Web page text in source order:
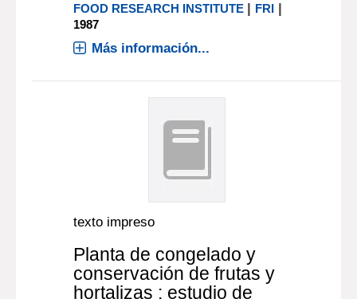
FOOD RESEARCH INSTITUTE | FRI |
1987
Más información...
texto impreso
Planta de congelado y
conservación de frutas y
hortalizas : estudio de